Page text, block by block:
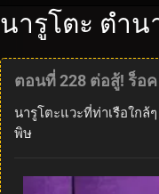
นารูโตะ ตำน
ตอนที่ 228 ต่อสู้! ร็อค
นารูโตะแวะที่ท่าเรือใก
พิษ